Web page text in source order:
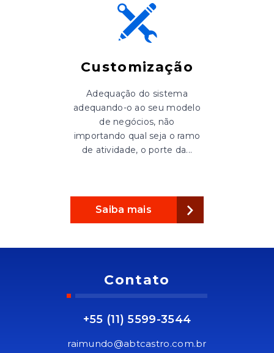
Customização
Adequação do sistema
adequando-o ao seu modelo
de negócios, não
importando qual seja o ramo
de atividade, o porte da...
Saiba mais
Contato
+55 (11) 5599-3544
raimundo@abtcastro.com.br